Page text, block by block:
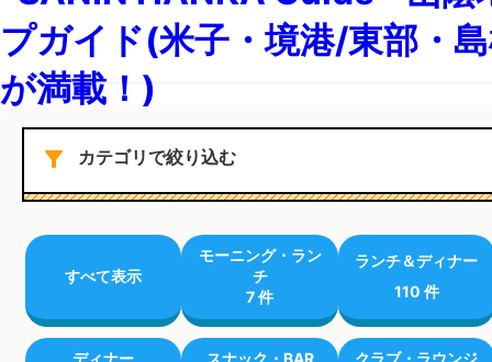
filter_alt カテゴリで絞り込む
すべて表示
モーニング・ラン
チ
7 件
ランチ＆ディナー
110 件
ディナー
スナック・BAR
クラブ・ラウンジ